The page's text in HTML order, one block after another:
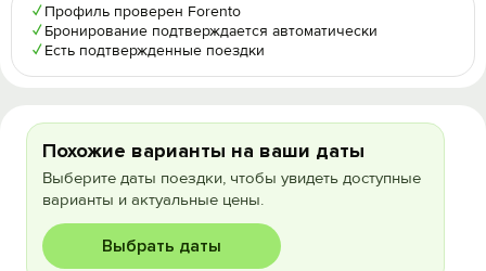
✓ Профиль проверен Forento
✓ Бронирование подтверждается автоматически
✓ Есть подтвержденные поездки
Похожие варианты на ваши даты
Выберите даты поездки, чтобы увидеть доступные
варианты и актуальные цены.
Выбрать даты